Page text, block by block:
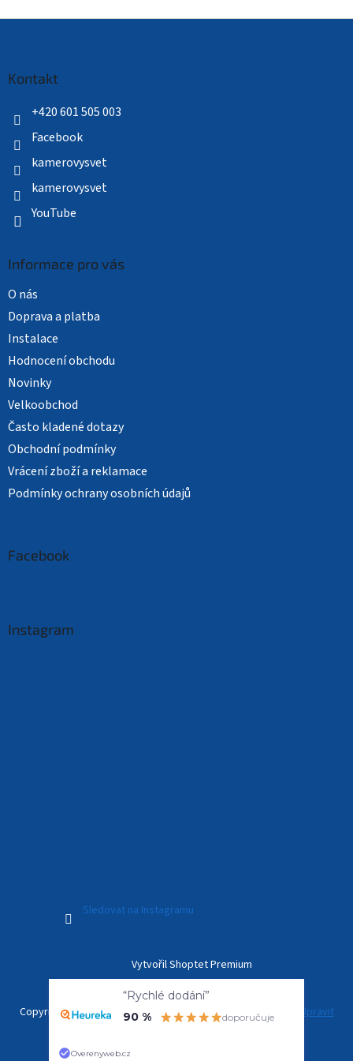
Kontakt
+420 601 505 003
Facebook
kamerovysvet
kamerovysvet
YouTube
Informace pro vás
O nás
Doprava a platba
Instalace
Hodnocení obchodu
Novinky
Velkoobchod
Často kladené dotazy
Obchodní podmínky
Vrácení zboží a reklamace
Podmínky ochrany osobních údajů
Facebook
Instagram
Sledovat na Instagramu
Vytvořil Shoptet Premium
Copyright 2026Kamerový Svět. Všechna práva vyhrazena.
Upravit
nastavení cookies
“Rychlé dodání”
90 %